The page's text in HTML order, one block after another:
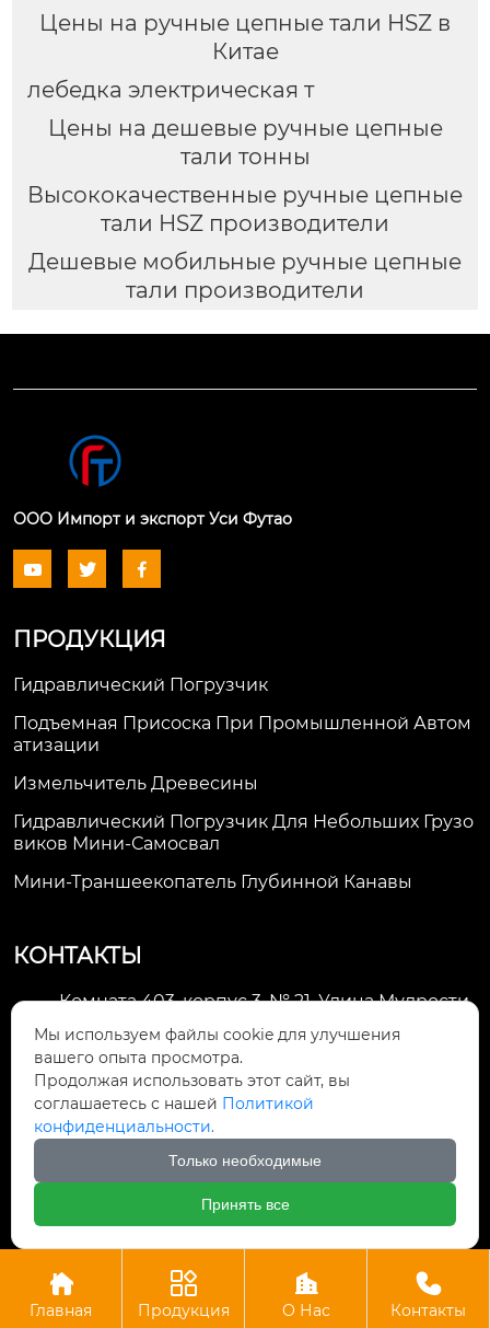
Цены на ручные цепные тали HSZ в
Китае
лебедка электрическая т
Цены на дешевые ручные цепные
тали тонны
Высококачественные ручные цепные
тали HSZ производители
Дешевые мобильные ручные цепные
тали производители
ООО Импорт и экспорт Уси Футао
  
ПРОДУКЦИЯ
Гидравлический Погрузчик
Подъемная Присоска При Промышленной Автом
Атизации
Измельчитель Древесины
Гидравлический Погрузчик Для Небольших Грузо
Виков Мини-Самосвал
Мини-Траншеекопатель Глубинной Канавы
КОНТАКТЫ
Комната 403, корпус 3, № 21, Улица Мудрости,
Зона экономического развития Хуэйшань,
город Уси
li@futaogroup.com

Авторское право©ООО Импорт и экспорт Уси Футао

Главная

Продукция

О Нас

Контакты
Мы используем файлы cookie для улучшения
вашего опыта просмотра.
Продолжая использовать этот сайт, вы
соглашаетесь с нашей Политикой
конфиденциальности.
Только необходимые
Принять все